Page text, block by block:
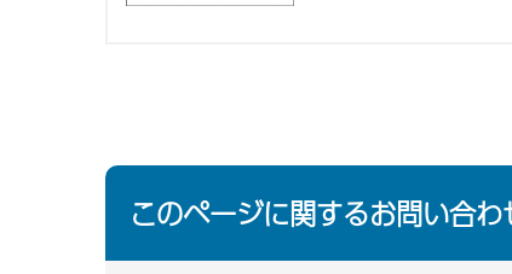
このページに関するお問い合わ